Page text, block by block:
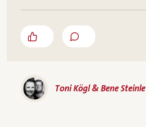
Toni Kögl & Bene Steinle